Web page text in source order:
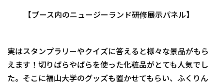
【ブース内のニュージーランド研修展示パネル】
実はスタンプラリーやクイズに答えると様々な景品がもら
えます！切りばらやばらを使った化粧品がとても人気でし
た。そこに福山大学のグッズも置かせてもらい、ふくりん